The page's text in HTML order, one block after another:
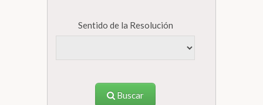
Sentido de la Resolución
Buscar